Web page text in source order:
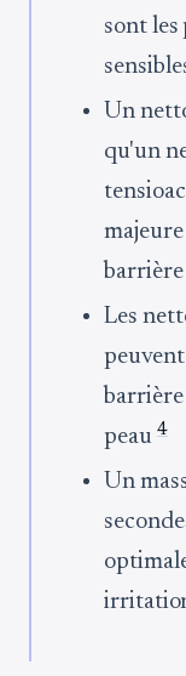
sont les
Un
qu'un
barrière
Les
barrière
peau 4
Un